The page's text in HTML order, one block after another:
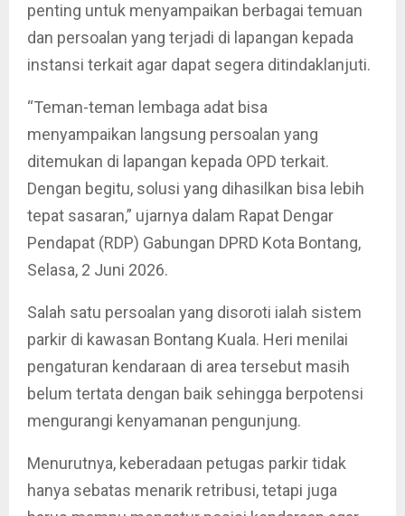
penting untuk menyampaikan berbagai temuan
dan persoalan yang terjadi di lapangan kepada
instansi terkait agar dapat segera ditindaklanjuti.
“Teman-teman lembaga adat bisa
menyampaikan langsung persoalan yang
ditemukan di lapangan kepada OPD terkait.
Dengan begitu, solusi yang dihasilkan bisa lebih
tepat sasaran,” ujarnya dalam Rapat Dengar
Pendapat (RDP) Gabungan DPRD Kota Bontang,
Selasa, 2 Juni 2026.
Salah satu persoalan yang disoroti ialah sistem
parkir di kawasan Bontang Kuala. Heri menilai
pengaturan kendaraan di area tersebut masih
belum tertata dengan baik sehingga berpotensi
mengurangi kenyamanan pengunjung.
Menurutnya, keberadaan petugas parkir tidak
hanya sebatas menarik retribusi, tetapi juga